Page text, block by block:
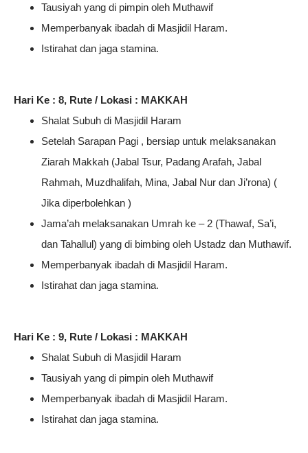
Tausiyah yang di pimpin oleh Muthawif
Memperbanyak ibadah di Masjidil Haram.
Istirahat dan jaga stamina.
Hari Ke : 8, Rute / Lokasi : MAKKAH
Shalat Subuh di Masjidil Haram
Setelah Sarapan Pagi , bersiap untuk melaksanakan
Ziarah Makkah (Jabal Tsur, Padang Arafah, Jabal
Rahmah, Muzdhalifah, Mina, Jabal Nur dan Ji’rona) (
Jika diperbolehkan )
Jama’ah melaksanakan Umrah ke – 2 (Thawaf, Sa’i,
dan Tahallul) yang di bimbing oleh Ustadz dan Muthawif.
Memperbanyak ibadah di Masjidil Haram.
Istirahat dan jaga stamina.
Hari Ke : 9, Rute / Lokasi : MAKKAH
Shalat Subuh di Masjidil Haram
Tausiyah yang di pimpin oleh Muthawif
Memperbanyak ibadah di Masjidil Haram.
Istirahat dan jaga stamina.